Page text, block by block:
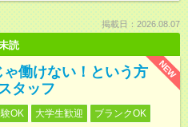
掲載日：2026.08.07
読
NEW
ゃ働けない！という方
タッフ
OK 大学生歓迎
ブランクOK